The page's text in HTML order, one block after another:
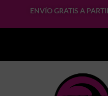
ENVÍO GRATIS A